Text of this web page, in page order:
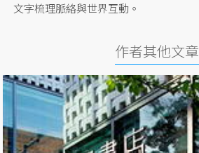
文字梳理脈絡與世界互動。
作者其他文章